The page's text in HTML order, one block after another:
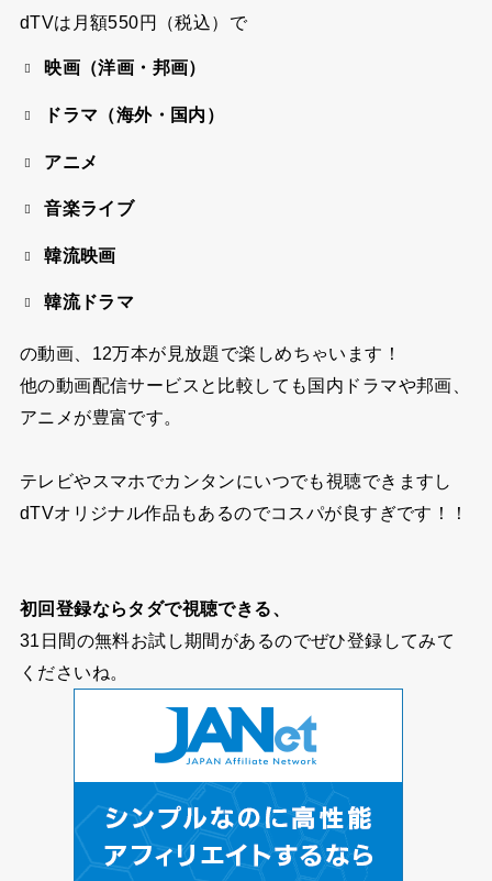
dTVは 月額550円（税込） で
映画（洋画・邦画）
ドラマ（海外・国内）
アニメ
音楽ライブ
韓流映画
韓流ドラマ
の動画、 12万本が見放題 で楽しめちゃいます！
他の動画配信サービスと比較しても国内ドラマや邦画、
アニメが豊富です。
テレビやスマホでカンタンにいつでも視聴できますし
dTVオリジナル作品もあるのでコスパが良すぎです！！
初回登録ならタダで視聴できる、
31日間の無料お試し期間があるのでぜひ登録してみて
くださいね。